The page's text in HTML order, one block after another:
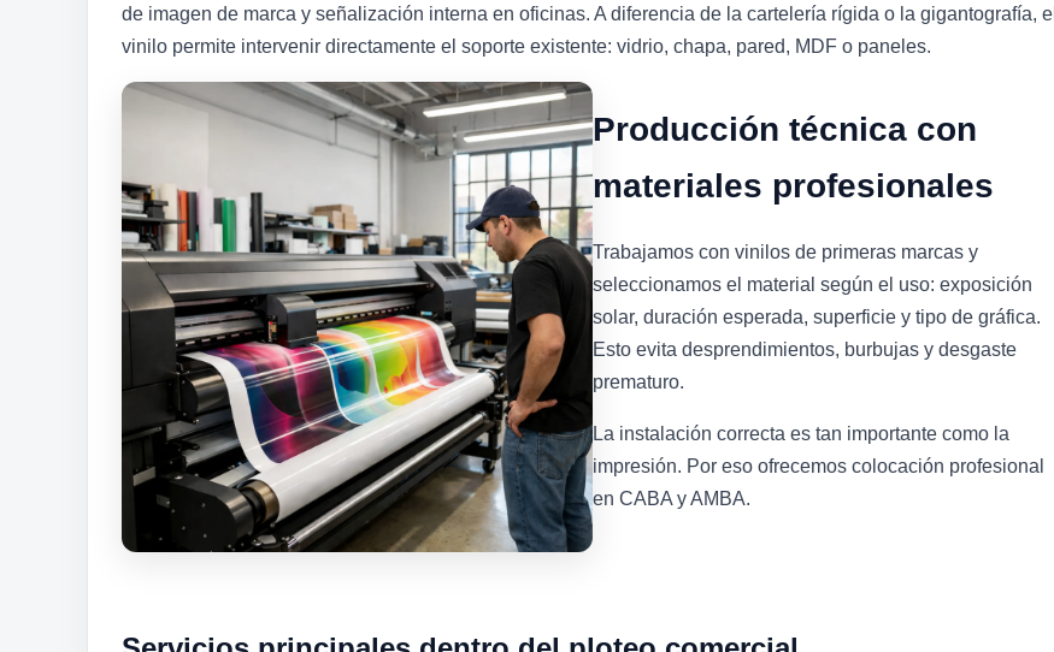
de imagen de marca y señalización interna en oficinas. A diferencia de la cartelería rígida o la gigantografía, el
vinilo permite intervenir directamente el soporte existente: vidrio, chapa, pared, MDF o paneles.
Producción técnica con
materiales profesionales
Trabajamos con vinilos de primeras marcas y
seleccionamos el material según el uso: exposición
solar, duración esperada, superficie y tipo de gráfica.
Esto evita desprendimientos, burbujas y desgaste
prematuro.
La instalación correcta es tan importante como la
impresión. Por eso ofrecemos colocación profesional
en CABA y AMBA.